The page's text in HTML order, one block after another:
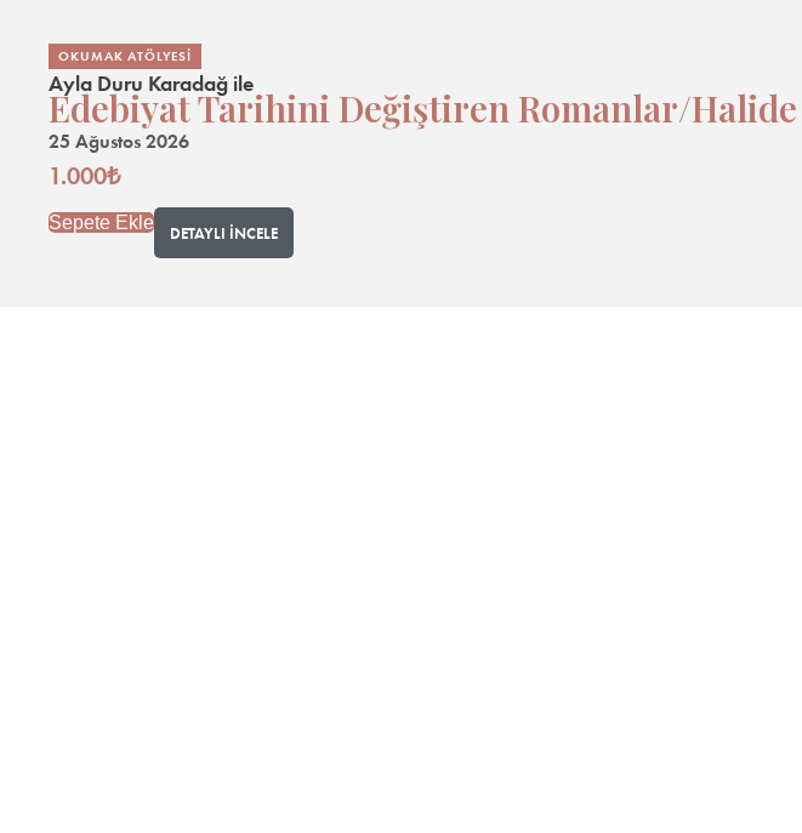
OKUMAK ATÖLYESI
Ayla Duru Karadağ ile
Edebiyat Tarihini Değiştiren Romanlar/Halide
25 Ağustos 2026
1.000₺
Sepete Ekle
DETAYLI İNCELE